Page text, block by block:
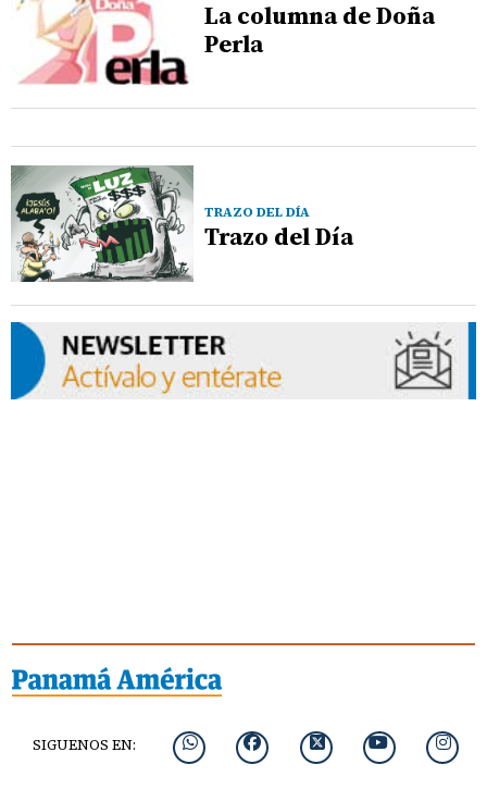
La columna de Doña
Perla
TRAZO DEL DÍA
Trazo del Día
SIGUENOS EN: